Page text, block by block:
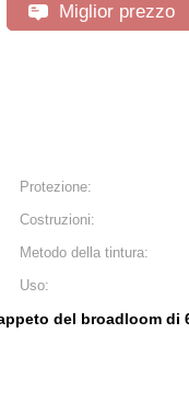
Miglior prezzo
Protezione:
Costruzioni:
Metodo della tintura:
Uso:
del broadloom di